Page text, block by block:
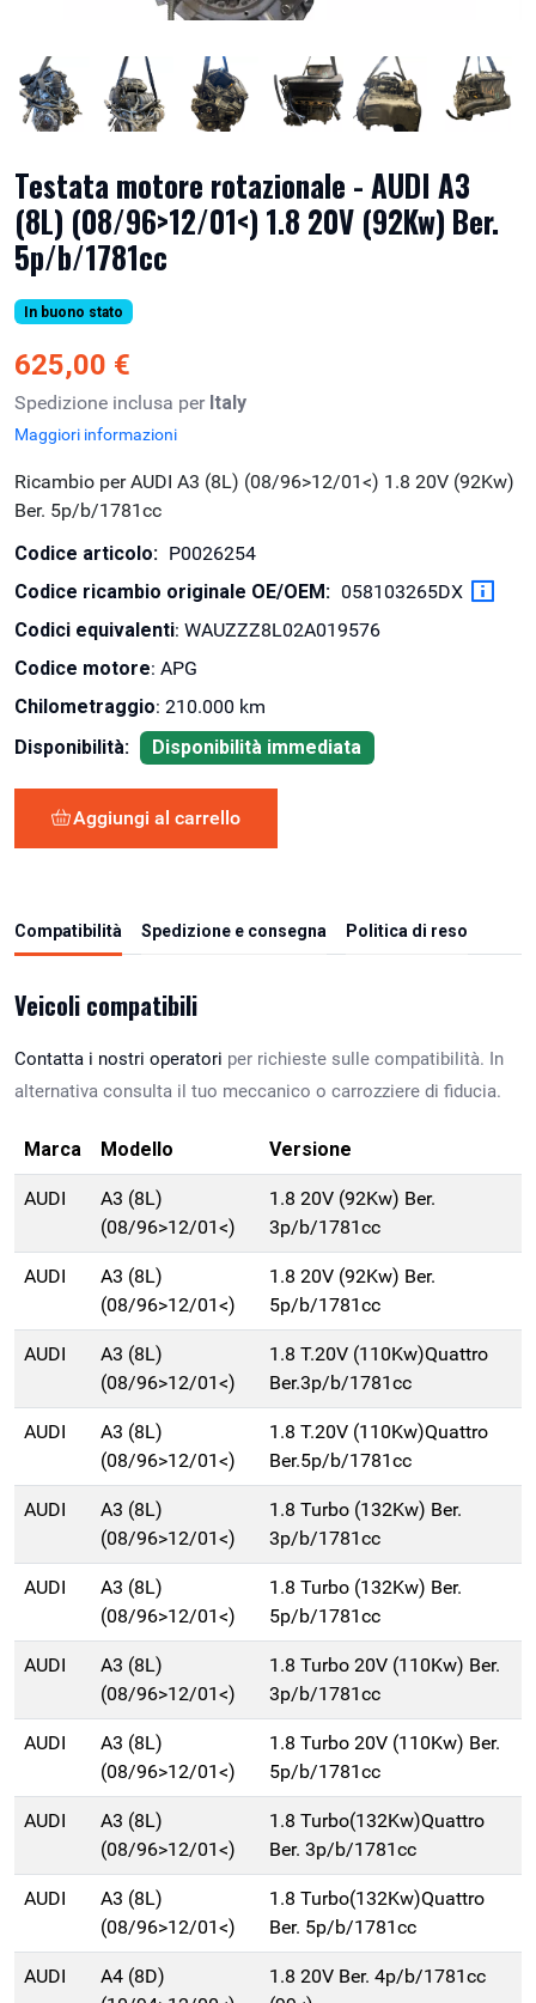
Testata motore rotazionale - AUDI A3
(8L) (08/96>12/01<) 1.8 20V (92Kw) Ber.
5p/b/1781cc
In buono stato
625,00 €
Spedizione inclusa per Italy
Maggiori informazioni
Ricambio per AUDI A3 (8L) (08/96>12/01<) 1.8 20V (92Kw)
Ber. 5p/b/1781cc
Codice articolo: P0026254
Codice ricambio originale OE/OEM: 058103265DX
Codici equivalenti: WAUZZZ8L02A019576
Codice motore: APG
Chilometraggio: 210.000 km
Disponibilità:
Disponibilità immediata
Aggiungi al carrello
Compatibilità Spedizione e consegna Politica di reso
Veicoli compatibili
Contatta i nostri operatori per richieste sulle compatibilità. In
alternativa consulta il tuo meccanico o carrozziere di fiducia.
Marca Modello Versione
AUDI
A3 (8L)
(08/96>12/01<)
1.8 20V (92Kw) Ber.
3p/b/1781cc
AUDI
A3 (8L)
(08/96>12/01<)
1.8 20V (92Kw) Ber.
5p/b/1781cc
AUDI
A3 (8L)
(08/96>12/01<)
1.8 T.20V (110Kw)Quattro
Ber.3p/b/1781cc
AUDI
A3 (8L)
(08/96>12/01<)
1.8 T.20V (110Kw)Quattro
Ber.5p/b/1781cc
AUDI
A3 (8L)
(08/96>12/01<)
1.8 Turbo (132Kw) Ber.
3p/b/1781cc
AUDI
A3 (8L)
(08/96>12/01<)
1.8 Turbo (132Kw) Ber.
5p/b/1781cc
AUDI
A3 (8L)
(08/96>12/01<)
1.8 Turbo 20V (110Kw) Ber.
3p/b/1781cc
AUDI
A3 (8L)
(08/96>12/01<)
1.8 Turbo 20V (110Kw) Ber.
5p/b/1781cc
AUDI
A3 (8L)
(08/96>12/01<)
1.8 Turbo(132Kw)Quattro
Ber. 3p/b/1781cc
AUDI
A3 (8L)
(08/96>12/01<)
1.8 Turbo(132Kw)Quattro
Ber. 5p/b/1781cc
AUDI
A4 (8D)
1.8 20V Ber. 4p/b/1781cc